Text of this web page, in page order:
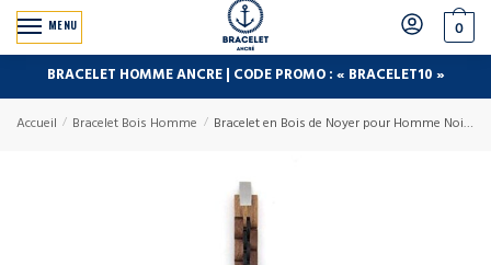
MENU 0
BRACELET HOMME ANCRE | CODE PROMO : « BRACELET10 »
Accueil / Bracelet Bois Homme / Bracelet en Bois de Noyer pour Homme Noir et Marron